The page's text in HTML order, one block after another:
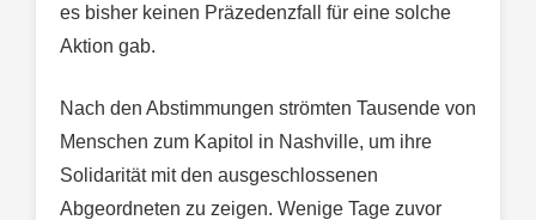
es bisher keinen Präzedenzfall für eine solche
Aktion gab.
Nach den Abstimmungen strömten Tausende von
Menschen zum Kapitol in Nashville, um ihre
Solidarität mit den ausgeschlossenen
Abgeordneten zu zeigen. Wenige Tage zuvor